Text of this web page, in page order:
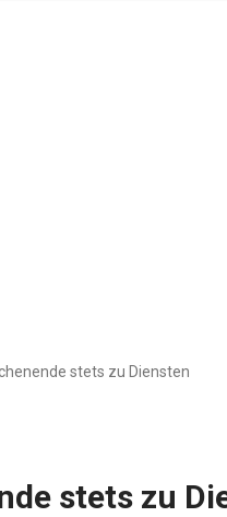
stets zu Diensten
stets zu